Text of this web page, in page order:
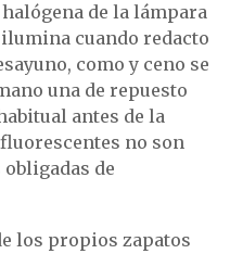
de la lámpara
cuando redacto
como y ceno se
una de repuesto
antes de la
no son
de
los propios zapatos